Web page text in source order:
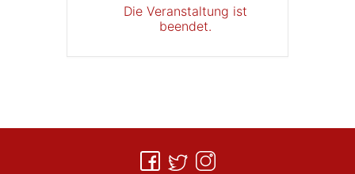
Die Veranstaltung ist
beendet.